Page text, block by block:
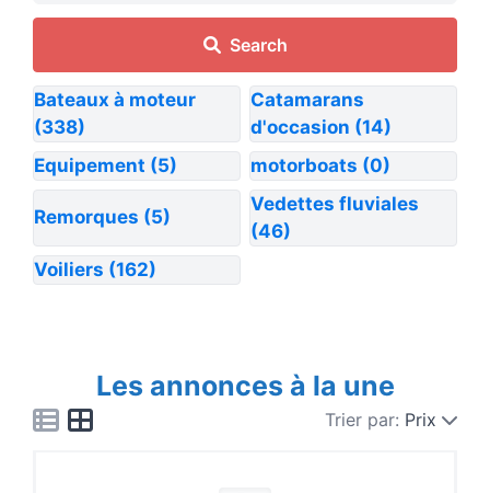
Search
Bateaux à moteur
(338)
Catamarans
d'occasion (14)
Equipement (5) motorboats (0)
Remorques (5)
Vedettes fluviales
(46)
Voiliers (162)
Les annonces à la une
Trier par: Prix